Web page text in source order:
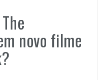
novo filme